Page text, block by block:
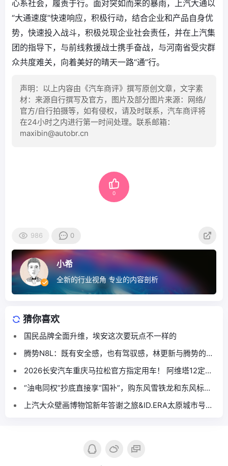
心系社会，履责于行。面对突如而来的暴雨，上汽大通以
“大通速度”快速响应，积极行动，结合企业和产品自身优
势，快速投入战斗，积极兑现企业社会责任，并在上汽集
团的指导下，与前线救援战士携手奋战，与河南省受灾群
众共度难关，向着美好的晴天一路“通”行。
声明：以上内容由《汽车商评》撰写原创文章，文字素
材：来源自行撰写及官方，图片及部分图片来源：网络/
官方/自行拍摄等，如有侵权，请及时联系，汽车商评将
在24小时之内进行第一时间处理。联系邮箱：
maxibin@autobr.cn
0
986 0
小希
全新的行业视角 专业的内容剖析
猜你喜欢
国民品牌全面升维，埃安这次要玩点不一样的
腾势N8L：既有安全感，也有驾驭感，林更新与腾势的缘
分再续
2026长安汽车重庆马拉松官方指定用车！ 阿维塔12定义
高端赛事出行新标杆
“油电同权”抄底直接享“国补”，购东风雪铁龙和东风标致
正当时！
上汽大众壁画博物馆新年答谢之旅&ID.ERA太原城市号启